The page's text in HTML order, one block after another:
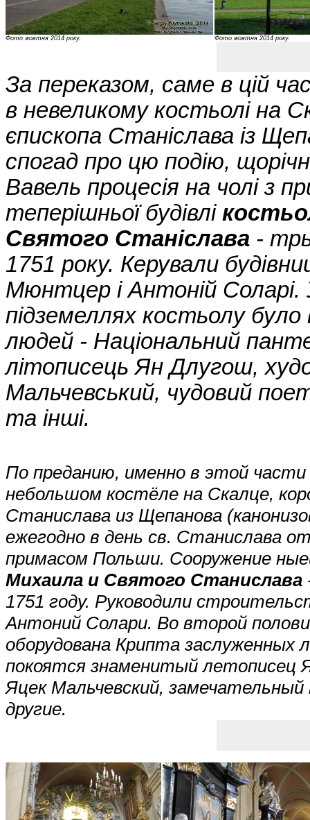
Фото жовтня 2014 року. Фото жовтня 2014 року.
За переказом, саме в цій
в невеликому костьолі на
єпископа Станіслава із
спогад про цю подію,
Вавель процесія на чолі з
теперішньої будівлі
Святого Станіслава -
1751 року. Керували
Мюнтцер і Антоній Соларі.
підземеллях костьолу
людей - Національний
літописець Ян Длугош,
Мальчевський, чудовий
та інші.
По преданию, именно в этой
небольшом костёле на Скалце,
Станислава из Щепанова
ежегодно в день св. Станислава
примасом Польши. Сооружение
Михаила и Святого Станислава
1751 году. Руководили
Антоний Солари. Во второй
оборудована Крипта
покоятся знаменитый летописец
Яцек Мальчевский,
другие.